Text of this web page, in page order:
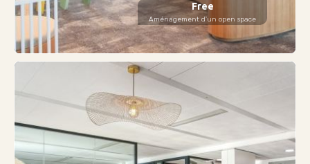
Free
Aménagement d'un open space